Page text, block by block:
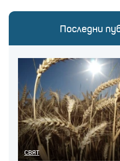
Последни
СВЯТ